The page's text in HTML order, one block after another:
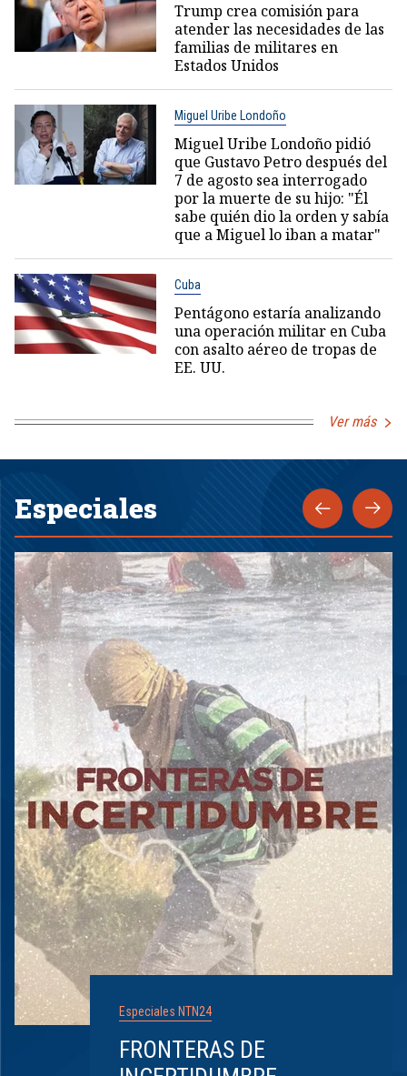
Trump crea comisión para
atender las necesidades de las
familias de militares en
Estados Unidos
Miguel Uribe Londoño
Miguel Uribe Londoño pidió
que Gustavo Petro después del
7 de agosto sea interrogado
por la muerte de su hijo: "Él
sabe quién dio la orden y sabía
que a Miguel lo iban a matar"
Cuba
Pentágono estaría analizando
una operación militar en Cuba
con asalto aéreo de tropas de
EE. UU.
Ver más
Especiales
Especiales NTN24
FRONTERAS DE